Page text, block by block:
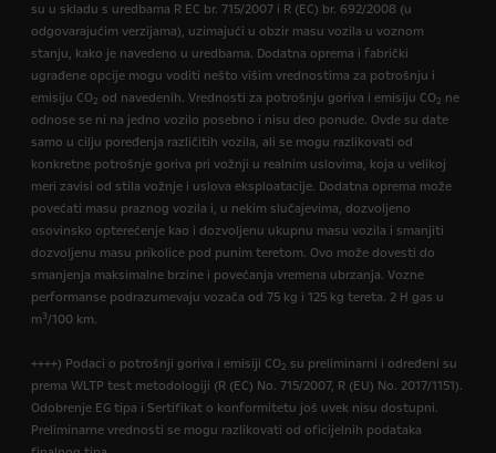
su u skladu s uredbama R EC br. 715/2007 i R (EC) br. 692/2008 (u
odgovarajućim verzijama), uzimajući u obzir masu vozila u voznom
stanju, kako je navedeno u uredbama. Dodatna oprema i fabrički
ugrađene opcije mogu voditi nešto višim vrednostima za potrošnju i
emisiju CO2 od navedenih. Vrednosti za potrošnju goriva i emisiju CO2 ne
odnose se ni na jedno vozilo posebno i nisu deo ponude. Ovde su date
samo u cilju poređenja različitih vozila, ali se mogu razlikovati od
konkretne potrošnje goriva pri vožnji u realnim uslovima, koja u velikoj
meri zavisi od stila vožnje i uslova eksploatacije. Dodatna oprema može
povećati masu praznog vozila i, u nekim slučajevima, dozvoljeno
osovinsko opterećenje kao i dozvoljenu ukupnu masu vozila i smanjiti
dozvoljenu masu prikolice pod punim teretom. Ovo može dovesti do
smanjenja maksimalne brzine i povećanja vremena ubrzanja. Vozne
performanse podrazumevaju vozača od 75 kg i 125 kg tereta. 2 H gas u
m3/100 km.
++++) Podaci o potrošnji goriva i emisiji CO2 su preliminarni i određeni su
prema WLTP test metodologiji (R (EC) No. 715/2007, R (EU) No. 2017/1151).
Odobrenje EG tipa i Sertifikat o konformitetu još uvek nisu dostupni.
Preliminarne vrednosti se mogu razlikovati od oficijelnih podataka